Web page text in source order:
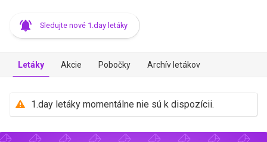
Sledujte nové 1.day letáky
Letáky Akcie Pobočky Archív letákov
1.day letáky momentálne nie sú k dispozícii.